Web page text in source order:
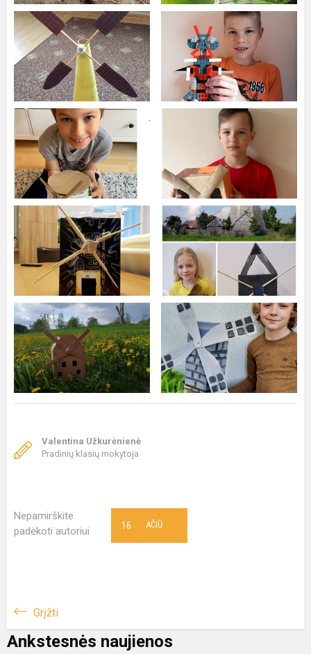
Valentina Užkurėnienė
Pradinių klasių mokytoja
Nepamirškite
padėkoti autoriui
AČIŪ
16
Grįžti
Ankstesnės naujienos